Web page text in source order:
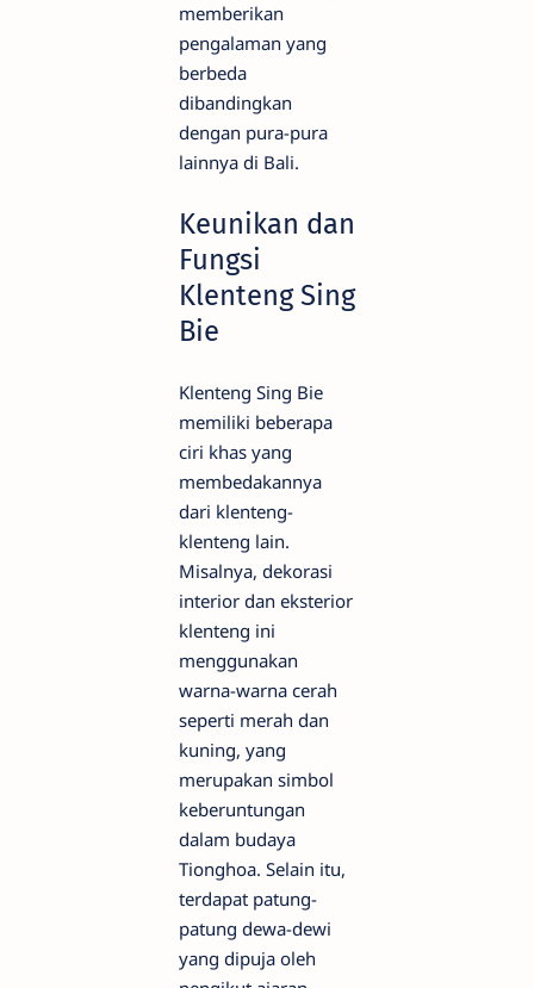
memberikan
pengalaman yang
berbeda
dibandingkan
dengan pura-pura
lainnya di Bali.
Keunikan dan
Fungsi
Klenteng Sing
Bie
Klenteng Sing Bie
memiliki beberapa
ciri khas yang
membedakannya
dari klenteng-
klenteng lain.
Misalnya, dekorasi
interior dan eksterior
klenteng ini
menggunakan
warna-warna cerah
seperti merah dan
kuning, yang
merupakan simbol
keberuntungan
dalam budaya
Tionghoa. Selain itu,
terdapat patung-
patung dewa-dewi
yang dipuja oleh